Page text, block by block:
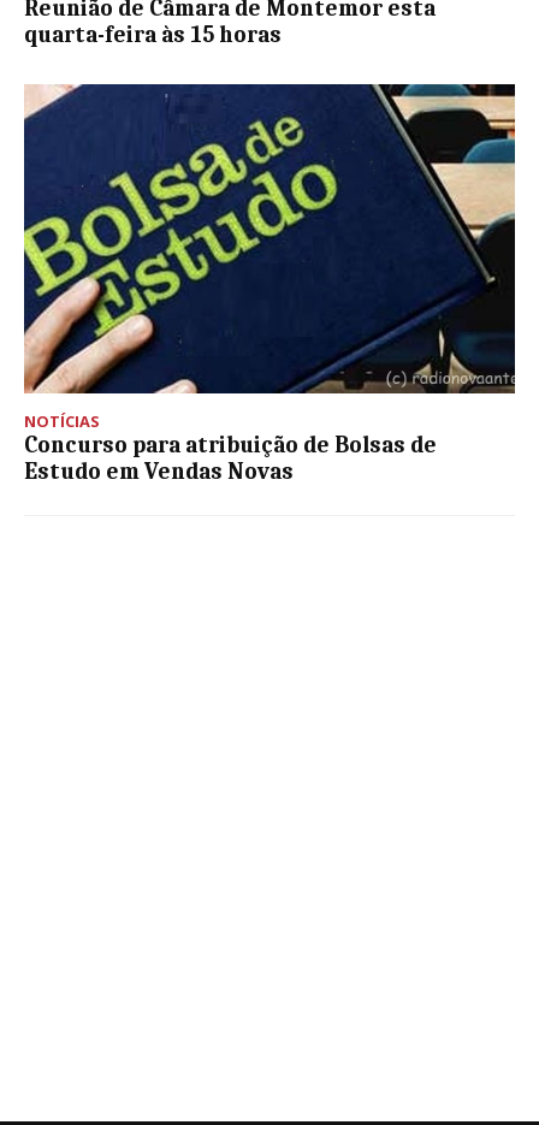
Reunião de Câmara de Montemor esta
quarta-feira às 15 horas
NOTÍCIAS
Concurso para atribuição de Bolsas de
Estudo em Vendas Novas